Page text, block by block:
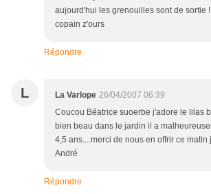
aujourd'hui les grenouilles sont de sortie
copain z'ours
Répondre
L La Varlope 26/04/2007 06:39
Coucou Béatrice suoerbe j'adore le lilas
bien beau dans le jardin il a
4,5 ans....merci de nous en offrir ce matin
André
Répondre